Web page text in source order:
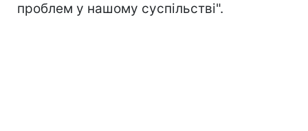
проблем у нашому суспільстві".